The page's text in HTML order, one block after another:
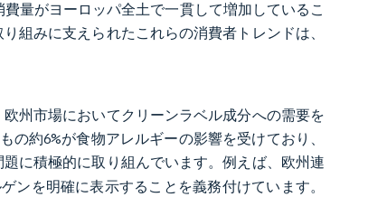
量がヨーロッパ全土で一貫して増加しているこ
組みに支えられたこれらの消費者トレンドは、
州市場においてクリーンラベル成分への需要を
約6%が食物アレルギーの影響を受けており、
に積極的に取り組んでいます。例えば、欧州連
ンを明確に表示することを義務付けています。